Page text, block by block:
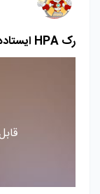
رک HPA ايستاده 47 يونيت عمق 80